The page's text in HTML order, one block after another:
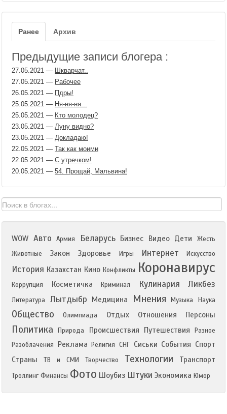
Ранее Архив
Предыдущие записи блогера :
27.05.2021 — Шкварчат..
27.05.2021 — Рабочее
26.05.2021 — Пдры!
25.05.2021 — Ня-ня-ня...
25.05.2021 — Кто молодец?
23.05.2021 — Луну видно?
23.05.2021 — Докладаю!
22.05.2021 — Так как моими
22.05.2021 — С утречком!
20.05.2021 — 54. Прощай, Мальвина!
WOW Авто Армия Беларусь Бизнес Видео Дети
Жесть
Животные
Закон Здоровье Игры Интернет Искусство
История Казахстан Кино Конфликты Коронавирус
Коррупция Косметичка Криминал Кулинария Ликбез
Литература Лытдыбр Медицина Мнения Музыка Наука
Общество Олимпиада Отдых Отношения Персоны
Политика Природа Происшествия Путешествия
Разное
Разоблачения
Реклама Религия СНГ Сиськи События Спорт
Страны
ТВ и СМИ Творчество Технологии Транспорт
Троллинг Финансы Фото Шоубиз Штуки Экономика Юмор